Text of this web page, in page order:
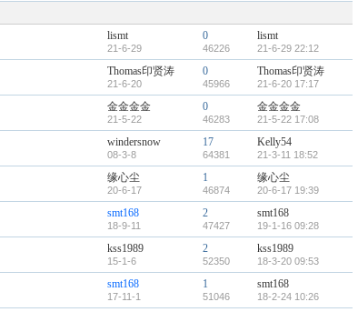
lismt
21-6-29
0
46226
lismt
21-6-29 22:12
Thomas印贤涛
21-6-20
0
45966
Thomas印贤涛
21-6-20 17:17
金金金金
21-5-22
0
46283
金金金金
21-5-22 17:08
windersnow
08-3-8
17
64381
Kelly54
21-3-11 18:52
缘心尘
20-6-17
1
46874
缘心尘
20-6-17 19:39
smt168
18-9-11
2
47427
smt168
19-1-16 09:28
kss1989
15-1-6
2
52350
kss1989
18-3-20 09:53
smt168
17-11-1
1
51046
smt168
18-2-24 10:26